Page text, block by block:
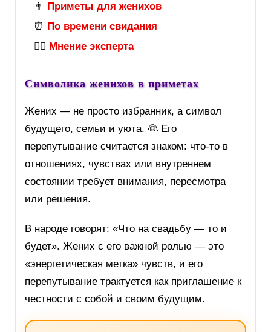
👨
Приметы для женихов
⏰ По времени свидания
🧙‍♀️ Мнение эксперта
Символика женихов в приметах
Жених — не просто избранник, а символ
будущего, семьи и уюта. 👰 Его
перепутывание считается знаком: что‑то в
отношениях, чувствах или внутреннем
состоянии требует внимания, пересмотра
или решения.
В народе говорят: «Что на свадьбу — то и
будет». Жених с его важной ролью — это
«энергетическая метка» чувств, и его
перепутывание трактуется как приглашение к
честности с собой и своим будущим.